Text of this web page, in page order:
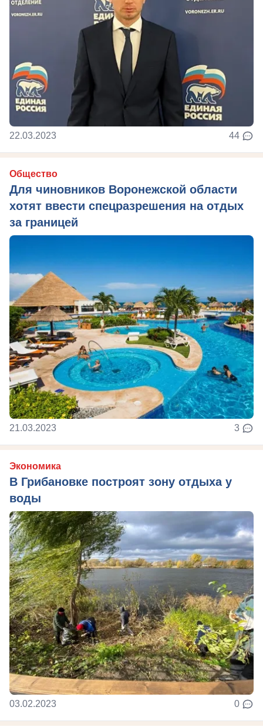
22.03.2023 44
Общество
Для чиновников Воронежской области
хотят ввести спецразрешения на отдых
за границей
21.03.2023 3
Экономика
В Грибановке построят зону отдыха у
воды
03.02.2023 0